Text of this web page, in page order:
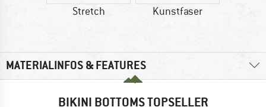
Stretch Kunstfaser
MATERIALINFOS & FEATURES
BIKINI BOTTOMS TOPSELLER